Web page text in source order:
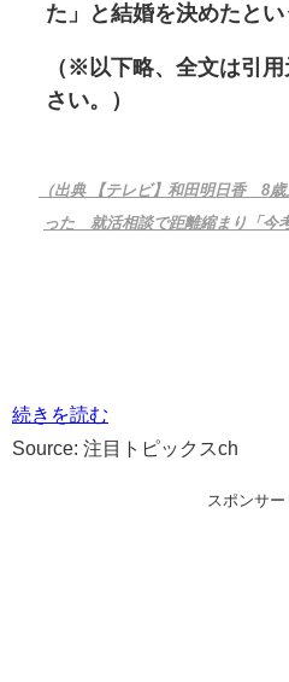
た」と結婚を決めたとい
（※以下略、全文は引
さい。）
（出典 【テレビ】和田明日香 8
った 就活相談で距離縮まり「今
続きを読む
Source: 注目トピックスch
スポンサー